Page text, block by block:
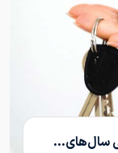
سال‌های...